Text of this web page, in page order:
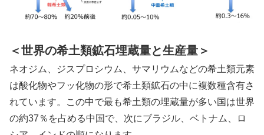
＜世界の希土類鉱石埋蔵量と生産量＞
ネオジム、ジスプロシウム、サマリウムなどの希土類元素
は酸化物やフッ化物の形で希土類鉱石の中に複数種含有さ
れています。この中で最も希土類の埋蔵量が多い国は世界
の約37％を占める中国で、次にブラジル、ベトナム、ロ